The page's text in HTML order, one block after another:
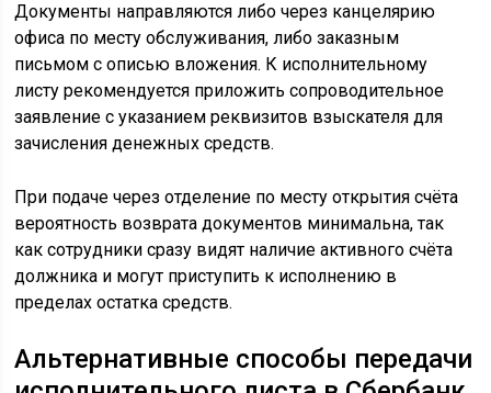
Документы направляются либо через канцелярию
офиса по месту обслуживания, либо заказным
письмом с описью вложения. К исполнительному
листу рекомендуется приложить сопроводительное
заявление с указанием реквизитов взыскателя для
зачисления денежных средств.
При подаче через отделение по месту открытия счёта
вероятность возврата документов минимальна, так
как сотрудники сразу видят наличие активного счёта
должника и могут приступить к исполнению в
пределах остатка средств.
Альтернативные способы передачи